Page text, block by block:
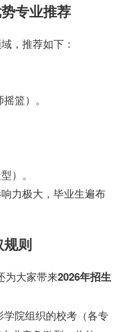
专业推荐
，推荐如下：
篮）。
）。
力极大，毕业生遍布
规则
为大家带来2026年招生
院组织的校考（各专